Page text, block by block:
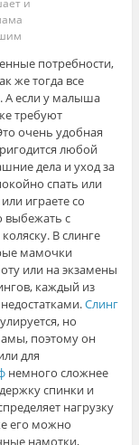
и
потребности,
же тогда все
А если у малыша
требуют
очень удобная
любой
дела и уход за
спать или
играете со
выбежать с
В слинге
мамочки
или на экзамены
каждый из
Слинг
но
поэтому он
для
немного сложнее
спинки и
нагрузку
его можно